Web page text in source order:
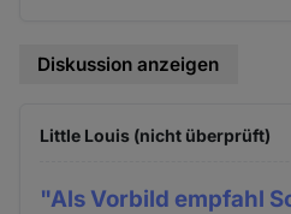
Diskussion anzeigen
Little Louis (nicht überprüft)
"Als Vorbild empfahl